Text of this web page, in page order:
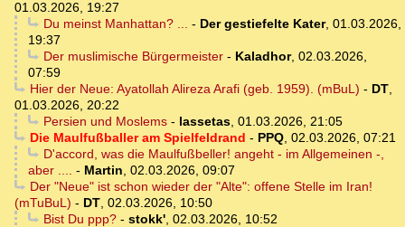
01.03.2026, 19:27
Du meinst Manhattan? ... - Der gestiefelte Kater, 01.03.2026,
19:37
Der muslimische Bürgermeister- Kaladhor, 02.03.2026,
07:59
Hier der Neue: Ayatollah Alireza Arafi (geb. 1959). (mBuL) - DT,
01.03.2026, 20:22
Persien und Moslems- lassetas, 01.03.2026, 21:05
Die Maulfußballer am Spielfeldrand - PPQ, 02.03.2026, 07:21
D'accord, was die Maulfußbeller! angeht - im Allgemeinen -,
aber .... - Martin, 02.03.2026, 09:07
Der "Neue" ist schon wieder der "Alte": offene Stelle im Iran!
(mTuBuL) - DT, 02.03.2026, 10:50
Bist Du ppp?- stokk', 02.03.2026, 10:52